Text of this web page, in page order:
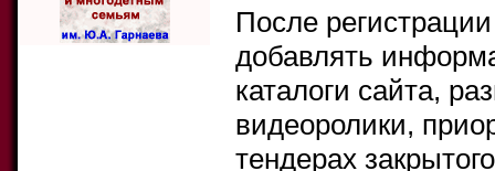
После
добавлять
каталоги сайта,
видеоролики,
тендерах